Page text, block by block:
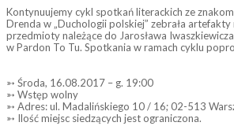
Kontynuujemy cykl spotkań literackich ze
Drenda w „Duchologii polskiej” zebrała
przedmioty należące do Jarosława
w Pardon To Tu. Spotkania w ramach cyklu
➳ Środa, 16.08.2017 – g. 19:00
➳ Wstęp wolny
➳ Adres: ul. Madalińskiego 10 / 16; 02-513
➳ Ilość miejsc siedzących jest ograniczona.